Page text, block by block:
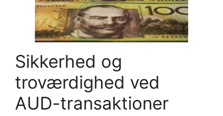
Sikkerhed og
troværdighed ved
AUD-transaktioner